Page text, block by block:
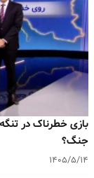
بازی خطرناک در
جنگ؟
۱۴۰۵/۵/۱۴